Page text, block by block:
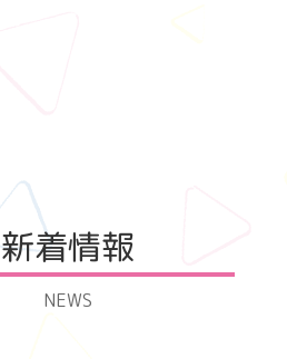
新着情報
NEWS